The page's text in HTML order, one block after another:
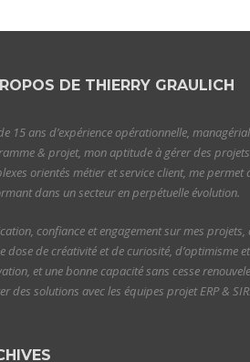
DE THIERRY GRAULICH
15 ans d’expérience opérationnelle,
& projet, mon aptitude à gérer des projets
orientés métier et service client, me permet
dans un secteur en perpétuelle évolution.
confiance et engagement sur mes projets,
dose de créativité et de curiosité, d’optimisme et
et une bonne capacité sans cesse
des solutions avec les équipes projet ERP &